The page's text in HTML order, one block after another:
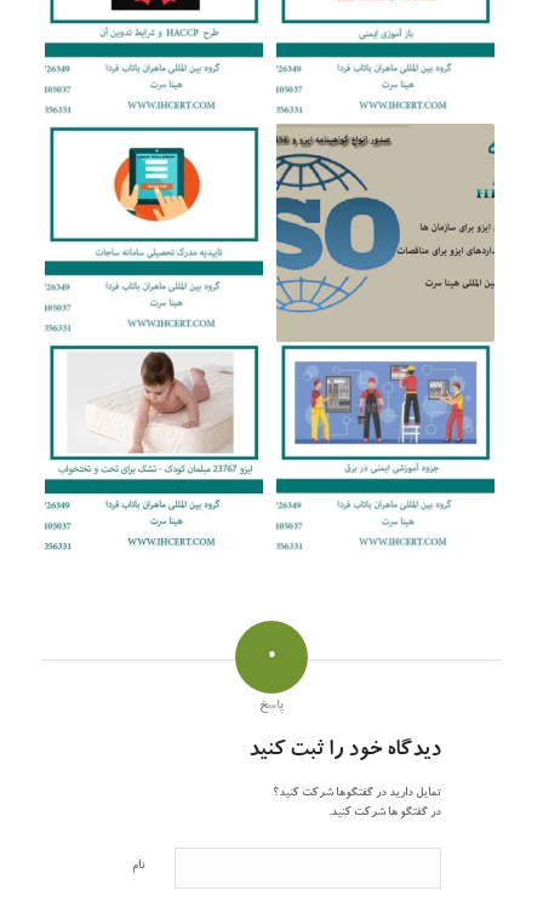
0
پاسخ
دیدگاه خود را ثبت کنید
تمایل دارید در گفتگوها شرکت کنید؟
در گفتگو ها شرکت کنید.
نام